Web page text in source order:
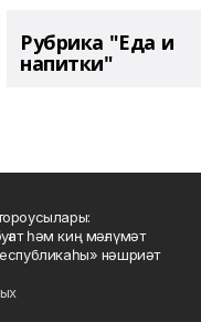
Рубрика "Еда и
напитки"
һәм киң мәғлүмәт
нәшриәт